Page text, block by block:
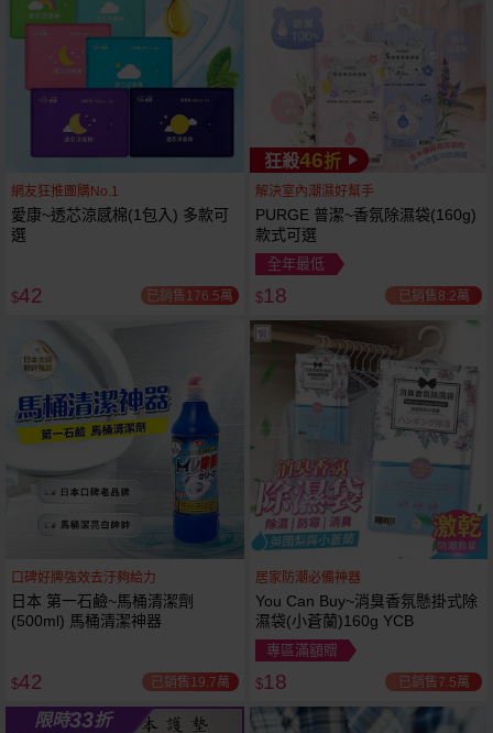
網友狂推團購No.1
愛康~透芯涼感棉(1包入) 多款可
選
$42 已銷售176.5萬
狂殺46折
解決室內潮濕好幫手
PURGE 普潔~香氛除濕袋(160g)
款式可選
全年最低
$18 已銷售8.2萬
口碑好牌強效去汙夠給力
日本 第一石鹼~馬桶清潔劑
(500ml) 馬桶清潔神器
$42 已銷售19.7萬
居家防潮必備神器
You Can Buy~消臭香氛懸掛式除
濕袋(小蒼蘭)160g YCB
專區滿額贈
$18 已銷售7.5萬
限時33折